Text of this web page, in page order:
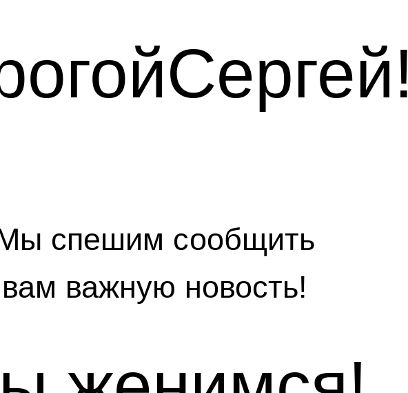
спешим сообщить
вам важную новость!